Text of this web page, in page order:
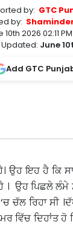
by: GTC
by:
10th 2026 02:11 PM
Updated: June
Add GTC
ਉਹ ਇਹ ਹੈ ਕਿ
। ਉਹ ਪਿਛਲੇ
ਰਿਹਾ ਸੀ
ਵਿੱਚ ਦਿਹਾਂਤ ਹੋ